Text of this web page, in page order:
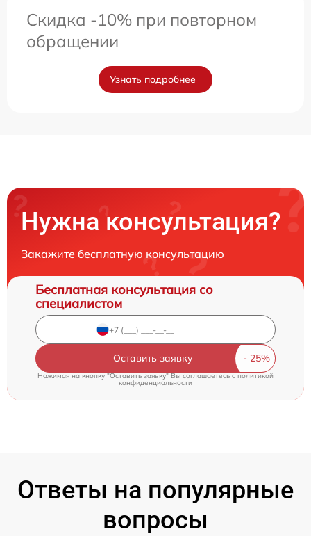
Скидка -10% при повторном
обращении
Узнать подробнее
Нужна консультация?
Закажите бесплатную консультацию
Бесплатная консультация со
специалистом
Оставить заявку
Нажимая на кнопку "Оставить заявку" Вы соглашаетесь cполитикой
конфиденциальности
Ответы на популярные
вопросы